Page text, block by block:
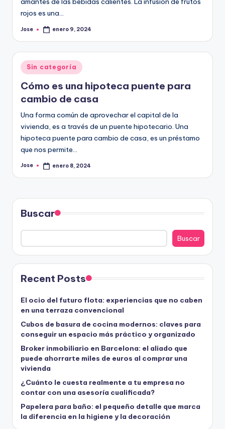
rojos es una…
Publicado
Jose enero 9, 2024
Publicado
en
Sin categoría
Cómo es una hipoteca puente para
cambio de casa
Una forma común de aprovechar el capital de la
vivienda, es a través de un puente hipotecario. Una
hipoteca puente para cambio de casa, es un préstamo
que nos permite…
Publicado
Jose enero 8, 2024
Buscar
Buscar
Recent Posts
El ocio del futuro flota: experiencias que no caben
en una terraza convencional
Cubos de basura de cocina modernos: claves para
conseguir un espacio más práctico y organizado
Broker inmobiliario en Barcelona: el aliado que
puede ahorrarte miles de euros al comprar una
vivienda
¿Cuánto le cuesta realmente a tu empresa no
contar con una asesoría cualificada?
Papelera para baño: el pequeño detalle que marca
la diferencia en la higiene y la decoración